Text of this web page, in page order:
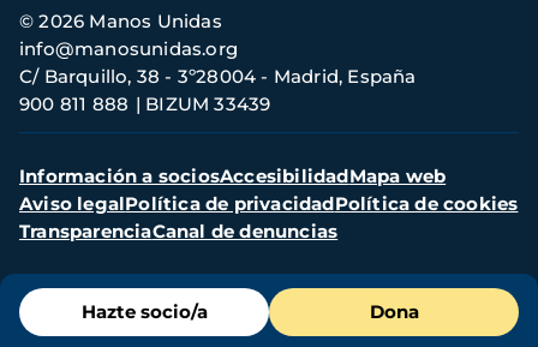
Menú
de
Hazte socio/a Dona
Información
de
contacto
© 2026 Manos Unidas
C/ Barquillo, 38 - 3º28004 - Madrid, España
900 811 888
BIZUM 33439
info@manosunidas.org
Menú
secundario
Información a sociosAccesibilidadMapa web
Aviso legalPolítica de privacidadPolítica de cookies
TransparenciaCanal de denuncias